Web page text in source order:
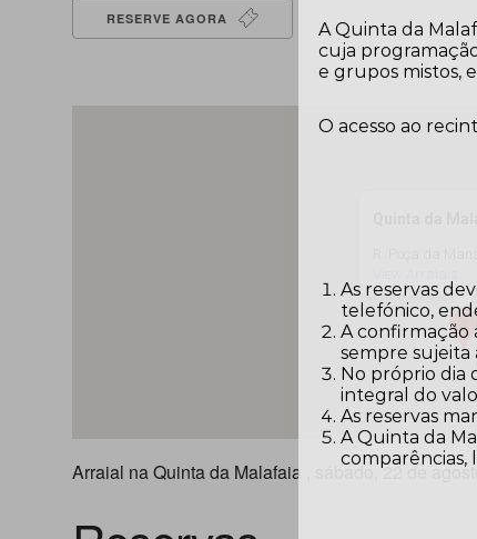
RESERVE AGORA
Arraial na Quinta da Malafaia , sábado, 22 de
A Quinta da
cuja
e grupos mistos,
O acesso ao
As reservas
telefónico,
A confirmação
sempre sujeita
No próprio dia
integral do
As reservas
A Quinta da
comparências,